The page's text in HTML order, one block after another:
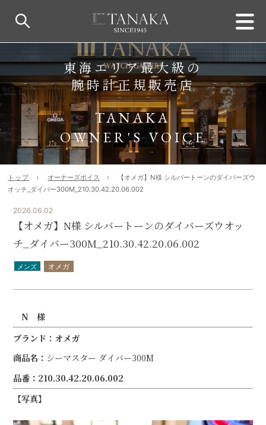
東海エリア最大級の
腕時計正規販売店
TANAKA
OWNER'S VOICE
トップ オーナーズボイス
【オメガ】N様 シルバートーンのダイバーズウ
オッチ_ダイバー300M_210.30.42.20.06.002
2026.06.02
【オメガ】N様 シルバートーンのダイバーズウオッ
チ_ダイバー300M_210.30.42.20.06.002
メンズ オメガ
N 様
ブランド：オメガ
商品名： シーマスター ダイバー300M
品番：210.30.42.20.06.002
【写真】